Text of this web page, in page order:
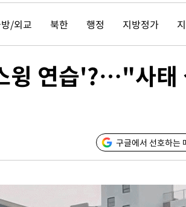
정 안겨드려 죄
/외교 북한 행정 지방정가
윙 연습'?…"사태
구글에서 선호하는